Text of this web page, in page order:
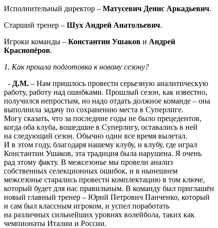
Исполнительный директор – Матусевич Денис Аркадьевич.
Старший тренер – Шух Андрей Анатольевич.
Игроки команды – Константин Ушаков и Андрей
Краснопёров.
1. Как прошла подготовка к новому сезону?
- Д.М. – Нам пришлось провести серьезную аналитическую
работу, работу над ошибками. Прошлый сезон, как известно,
получился непростым, но надо отдать должное команде – она
выполнила задачу по сохранению места в Суперлиге.
Могу сказать, что за последние годы не было прецедентов,
когда оба клуба, вошедшие в Суперлигу, оставались в ней
на следующий сезон. Обычно один все время вылетал.
И в этом году, благодаря нашему клубу, и клубу, где играл
Константин Ушаков, эта традиция была нарушена. Я очень
рад этому факту. В межсезонье мы провели анализ
собственных селекционных ошибок, и в нынешнем
межсезонье старались провести комплектацию в том ключе,
который будет для нас правильным. В команду был приглашён
новый главный тренер – Юрий Петрович Панченко, который
и сам был классным игроком, и успел поработать
на различных сильнейших уровнях волейбола, таких как
чемпионаты Италии и России.